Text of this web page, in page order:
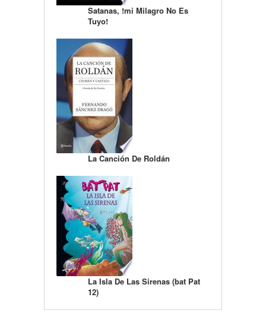
Satanas, !mi Milagro No Es
Tuyo!
La Canción De Roldán
La Isla De Las Sirenas (bat Pat
12)